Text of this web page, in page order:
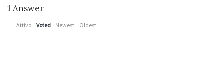
1 Answer
Attivo Voted Newest Oldest